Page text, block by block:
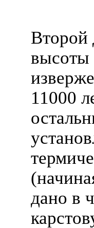
Второй
высоты
11000
дано в